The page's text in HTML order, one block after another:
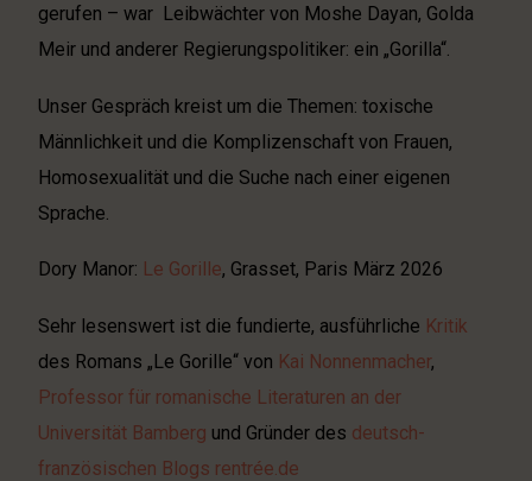
gerufen – war Leibwächter von Moshe Dayan, Golda
Meir und anderer Regierungspolitiker: ein „Gorilla“.
Unser Gespräch kreist um die Themen: toxische
Männlichkeit und die Komplizenschaft von Frauen,
Homosexualität und die Suche nach einer eigenen
Sprache.
Dory Manor: Le Gorille, Grasset, Paris März 2026
Sehr lesenswert ist die fundierte, ausführliche Kritik
des Romans „Le Gorille“ von Kai Nonnenmacher,
Professor für romanische Literaturen an der
Universität Bamberg und Gründer des deutsch-
französischen Blogs rentrée.de